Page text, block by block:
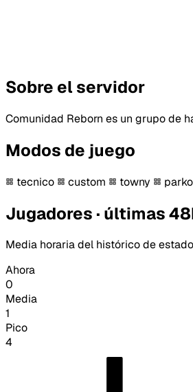
Sobre el servidor
Comunidad Reborn es un grupo de
Modos de juego
tecnico custom towny
Jugadores · últimas
Media horaria del histórico de
Ahora
0
Media
1
Pico
4